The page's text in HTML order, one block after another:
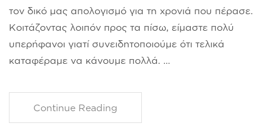
τον δικό μας απολογισμό για τη χρονιά που πέρασε.
Κοιτάζοντας λοιπόν προς τα πίσω, είμαστε πολύ
υπερήφανοι γιατί συνειδητοποιούμε ότι τελικά
καταφέραμε να κάνουμε πολλά. …
Continue Reading